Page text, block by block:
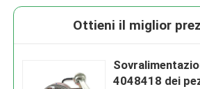
Ottieni il miglior
4048418 dei